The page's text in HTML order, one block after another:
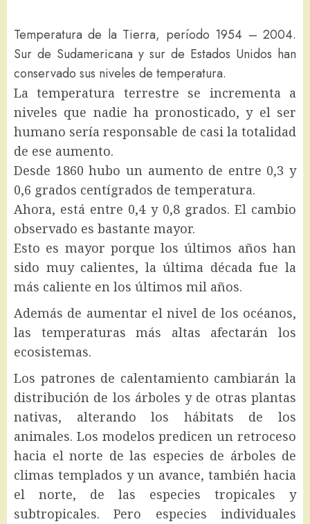
Temperatura de la Tierra, período 1954 – 2004.
Sur de Sudamericana y sur de Estados Unidos han
conservado sus niveles de temperatura.
La temperatura terrestre se incrementa a
niveles que nadie ha pronosticado, y el ser
humano sería responsable de casi la totalidad
de ese aumento.
Desde 1860 hubo un aumento de entre 0,3 y
0,6 grados centígrados de temperatura.
Ahora, está entre 0,4 y 0,8 grados. El cambio
observado es bastante mayor.
Esto es mayor porque los últimos años han
sido muy calientes, la última década fue la
más caliente en los últimos mil años.
Además de aumentar el nivel de los océanos,
las temperaturas más altas afectarán los
ecosistemas.
Los patrones de calentamiento cambiarán la
distribución de los árboles y de otras plantas
nativas, alterando los hábitats de los
animales. Los modelos predicen un retroceso
hacia el norte de las especies de árboles de
climas templados y un avance, también hacia
el norte, de las especies tropicales y
subtropicales. Pero especies individuales